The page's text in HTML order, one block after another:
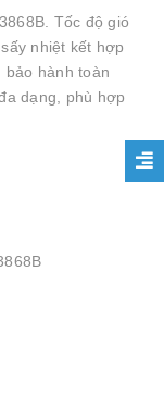
Tốc độ gió
nhiệt kết hợp
bảo hành toàn
dạng, phù hợp